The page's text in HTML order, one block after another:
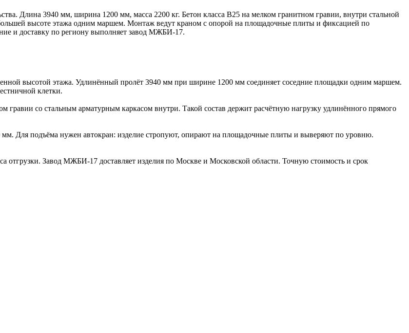
Длина 3940 мм, ширина 1200 мм, масса 2200 кг. Бетон класса В25 на мелком гранитном гравии, внутри стальной
высоте этажа одним маршем. Монтаж ведут краном с опорой на площадочные плиты и фиксацией по
и доставку по региону выполняет завод МЖБИ-17.
высотой этажа. Удлинённый пролёт 3940 мм при ширине 1200 мм соединяет соседние площадки одним маршем.
клетки.
со стальным арматурным каркасом внутри. Такой состав держит расчётную нагрузку удлинённого прямого
Для подъёма нужен автокран: изделие стропуют, опирают на площадочные плиты и выверяют по уровню.
отгрузки. Завод МЖБИ-17 доставляет изделия по Москве и Московской области. Точную стоимость и срок